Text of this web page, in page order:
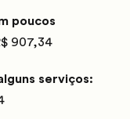
poucos
907,34
serviços: